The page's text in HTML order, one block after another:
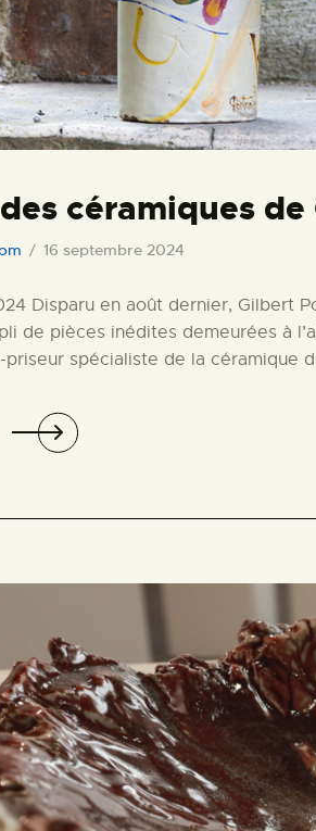
céramiques
16 septembre 2024
Disparu en août dernier, Gilbert
de pièces inédites demeurées à
priseur spécialiste de la céramique